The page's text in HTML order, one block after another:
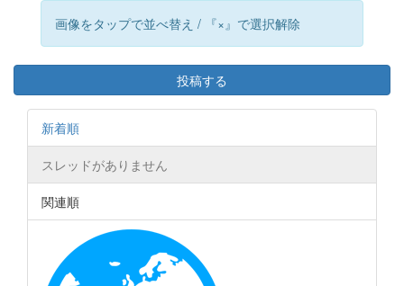
画像をタップで並べ替え / 『×』で選択解除
投稿する
新着順
スレッドがありません
関連順